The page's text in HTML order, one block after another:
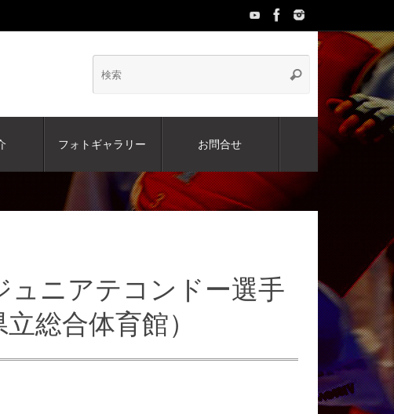
検
索:
検
フォトギャラリー お問合せ
ュニアテコンドー選手
総合体育館）